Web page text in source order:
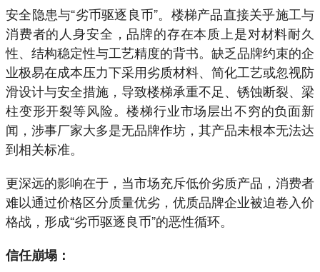
安全隐患与“劣币驱逐良币”。楼梯产品直接关乎施工与
消费者的人身安全，品牌的存在本质上是对材料耐久
性、结构稳定性与工艺精度的背书。缺乏品牌约束的企
业极易在成本压力下采用劣质材料、简化工艺或忽视防
滑设计与安全措施，导致楼梯承重不足、锈蚀断裂、梁
柱变形开裂等风险。楼梯行业市场层出不穷的负面新
闻，涉事厂家大多是无品牌作坊，其产品未根本无法达
到相关标准。
更深远的影响在于，当市场充斥低价劣质产品，消费者
难以通过价格区分质量优劣，优质品牌企业被迫卷入价
格战，形成“劣币驱逐良币”的恶性循环。
信任崩塌：